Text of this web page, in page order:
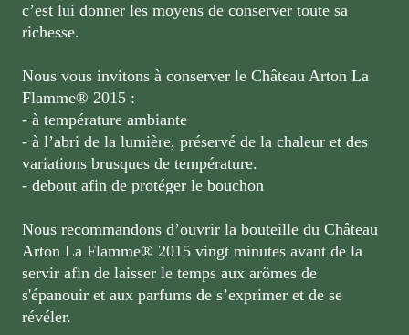
c’est lui donner les moyens de conserver toute sa
richesse.
Nous vous invitons à conserver le Château Arton La
Flamme® 2015 :
- à température ambiante
- à l’abri de la lumière, préservé de la chaleur et des
variations brusques de température.
- debout afin de protéger le bouchon
Nous recommandons d’ouvrir la bouteille du Château
Arton La Flamme® 2015 vingt minutes avant de la
servir afin de laisser le temps aux arômes de
s'épanouir et aux parfums de s’exprimer et de se
révéler.